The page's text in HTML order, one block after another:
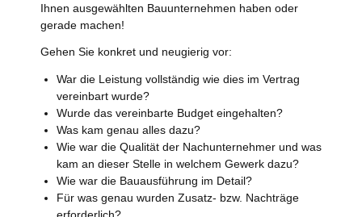
Ihnen ausgewählten Bauunternehmen haben oder
gerade machen!
Gehen Sie konkret und neugierig vor:
War die Leistung vollständig wie dies im Vertrag
vereinbart wurde?
Wurde das vereinbarte Budget eingehalten?
Was kam genau alles dazu?
Wie war die Qualität der Nachunternehmer und was
kam an dieser Stelle in welchem Gewerk dazu?
Wie war die Bauausführung im Detail?
Für was genau wurden Zusatz- bzw. Nachträge